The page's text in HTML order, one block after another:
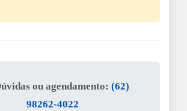
ou agendamento: (62)
98262-4022